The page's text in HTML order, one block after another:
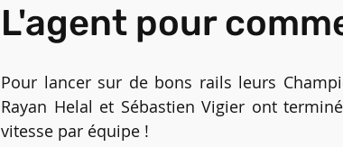
L'agent pour
Pour lancer sur de bons rails leurs
Rayan Helal et Sébastien Vigier ont
vitesse par équipe !